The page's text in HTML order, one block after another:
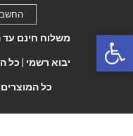
משלוח חינם עד
יבוא רשמי | כל
כל